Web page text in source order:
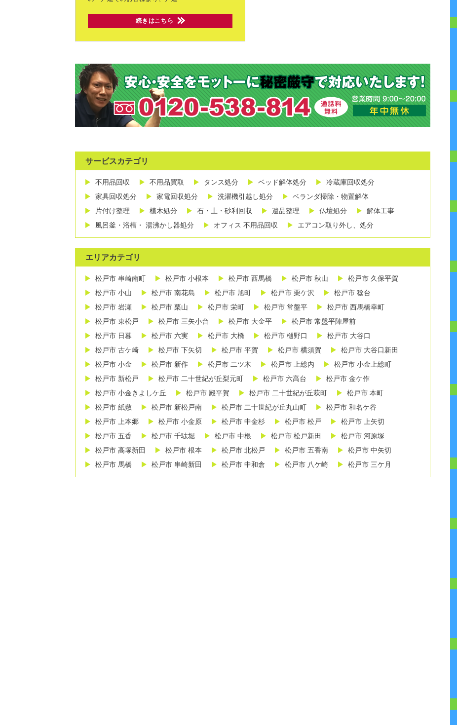
続きはこちら
サービスカテゴリ
不用品回収 不用品買取 タンス処分 ベッド解体処分
冷蔵庫回収処分
家具回収処分
家電回収処分 洗濯機引越し処分
ベランダ掃除・物置解体
片付け整理
植木処分 石・土・砂利回収 遺品整理 仏壇処分
解体工事
風呂釜・浴槽・ 湯沸かし器処分
オフィス 不用品回収 エアコン取り外し、処分
エリアカテゴリ
松戸市 串崎南町 松戸市 小根本 松戸市 西馬橋 松戸市 秋山
松戸市 久保平賀
松戸市 小山
松戸市 南花島 松戸市 旭町 松戸市 栗ケ沢
松戸市 稔台
松戸市 岩瀬
松戸市 栗山 松戸市 栄町 松戸市 常盤平
松戸市 西馬橋幸町
松戸市 東松戸
松戸市 三矢小台 松戸市 大金平
松戸市 常盤平陣屋前
松戸市 日暮
松戸市 六実 松戸市 大橋 松戸市 樋野口
松戸市 大谷口
松戸市 古ケ崎
松戸市 下矢切 松戸市 平賀 松戸市 横須賀
松戸市 大谷口新田
松戸市 小金
松戸市 新作 松戸市 二ツ木 松戸市 上総内
松戸市 小金上総町
松戸市 新松戸
松戸市 二十世紀が丘梨元町 松戸市 六高台
松戸市 金ケ作
松戸市 小金きよしケ丘
松戸市 殿平賀 松戸市 二十世紀が丘萩町
松戸市 本町
松戸市 紙敷
松戸市 新松戸南 松戸市 二十世紀が丘丸山町
松戸市 和名ケ谷
松戸市 上本郷
松戸市 小金原 松戸市 中金杉 松戸市 松戸
松戸市 上矢切
松戸市 五香
松戸市 千駄堀 松戸市 中根 松戸市 松戸新田
松戸市 河原塚
松戸市 高塚新田
松戸市 根本 松戸市 北松戸 松戸市 五香南
松戸市 中矢切
松戸市 馬橋
松戸市 串崎新田 松戸市 中和倉 松戸市 八ケ崎 松戸市 三ケ月